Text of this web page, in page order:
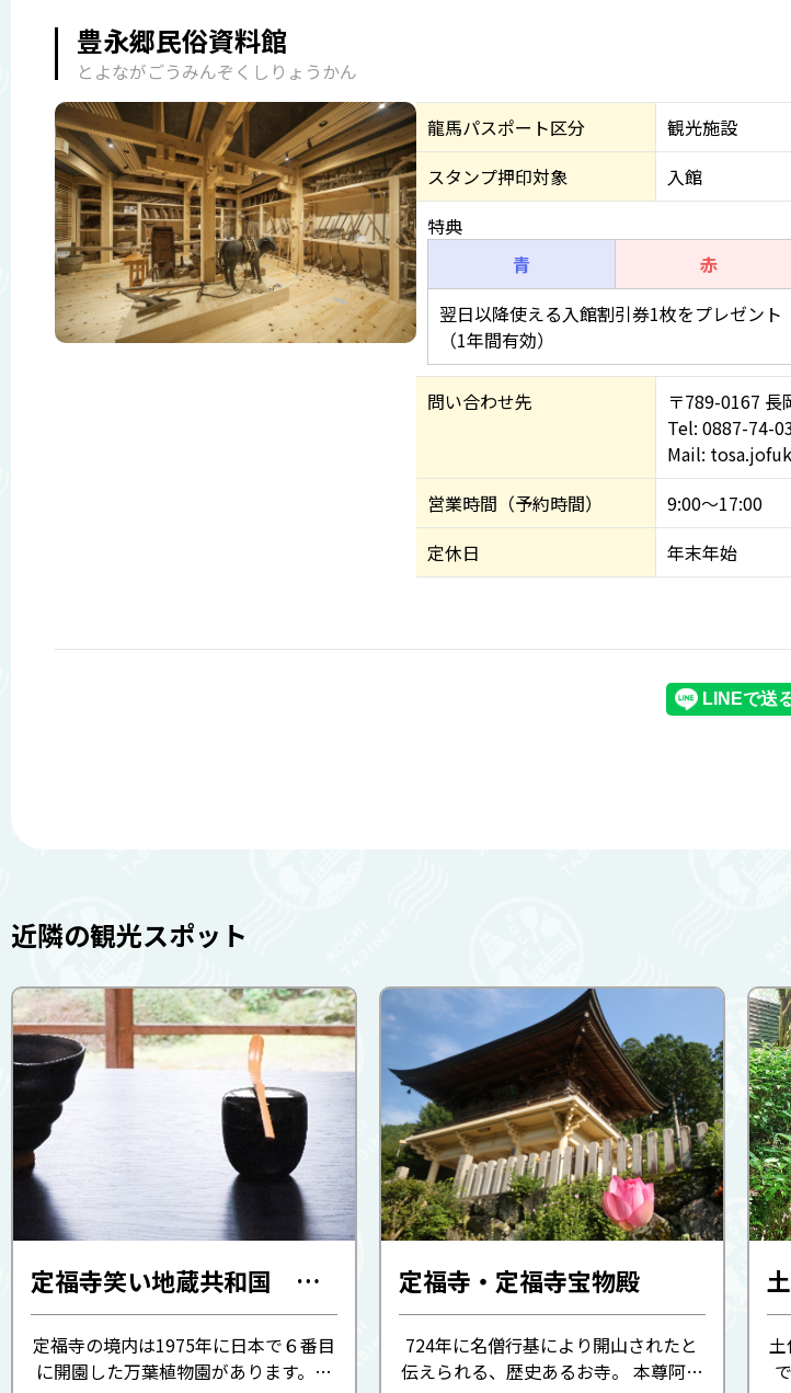
豊永郷民俗資料館
とよながごうみんぞくしりょうかん
龍馬パスポート区分
観光施設
スタンプ押印対象
入館
特典
青
赤
翌日以降使える入館割引券1枚をプレゼント
（1年間有効）
問い合わせ先
〒789-0167 長
Tel: 0887-74-
Mail:
営業時間（予約時間）
9:00～17:00
定休日
年末年始
近隣の観光スポット
定福寺笑い地蔵共和国 豊永郷日本の原風景体験ツアー（定福寺）
定福寺の境内は1975年に日本で６番目
に開園した万葉植物園があります。希
定福寺・定福寺宝物殿
724年に名僧行基により開山されたと
伝えられる、歴史あるお寺。 本尊阿弥